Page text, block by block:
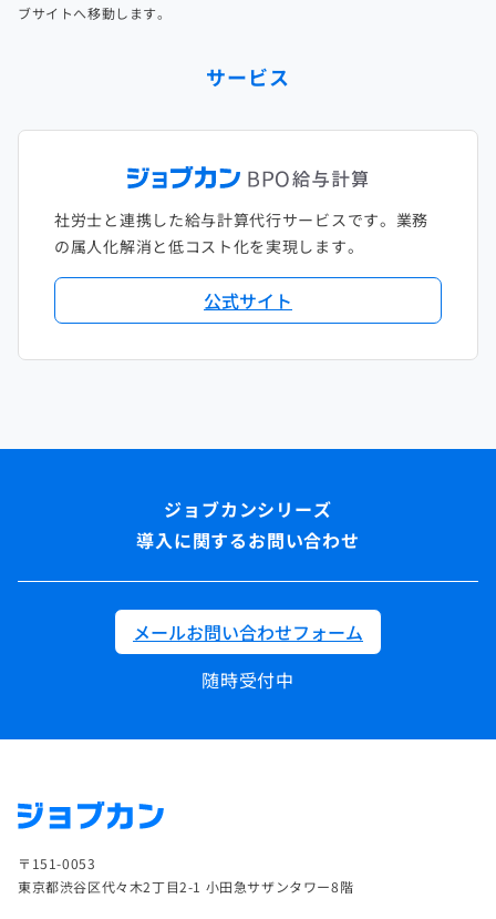
ブサイトへ移動します。
サービス
社労士と連携した給与計算代行サービスです。業務
の属人化解消と低コスト化を実現します。
公式サイト
導入に関するお問い合わせ
メールお問い合わせフォーム
随時受付中
〒151-0053
東京都渋谷区代々木2丁目2-1 小田急サザンタワー8階